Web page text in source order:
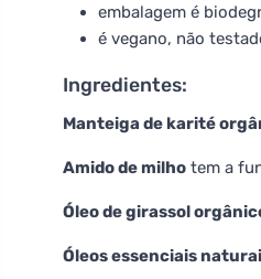
embalagem é
é vegano, não
Ingredientes:
Manteiga de karité
Amido de milho tem a
Óleo de girassol
Óleos essenciais